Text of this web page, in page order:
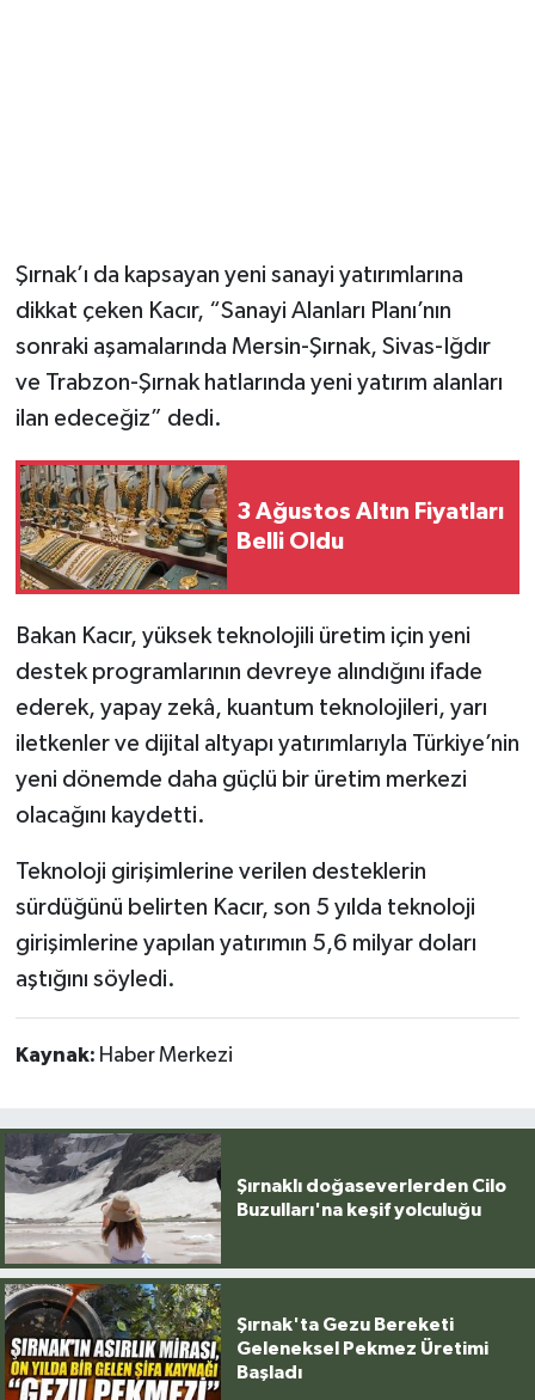
Şırnak’ı da kapsayan yeni sanayi yatırımlarına
dikkat çeken Kacır, “Sanayi Alanları Planı’nın
sonraki aşamalarında Mersin-Şırnak, Sivas-Iğdır
ve Trabzon-Şırnak hatlarında yeni yatırım alanları
ilan edeceğiz” dedi.
3 Ağustos Altın Fiyatları
Belli Oldu
Bakan Kacır, yüksek teknolojili üretim için yeni
destek programlarının devreye alındığını ifade
ederek, yapay zekâ, kuantum teknolojileri, yarı
iletkenler ve dijital altyapı yatırımlarıyla Türkiye’nin
yeni dönemde daha güçlü bir üretim merkezi
olacağını kaydetti.
Teknoloji girişimlerine verilen desteklerin
sürdüğünü belirten Kacır, son 5 yılda teknoloji
girişimlerine yapılan yatırımın 5,6 milyar doları
aştığını söyledi.
Kaynak: Haber Merkezi
Şırnaklı doğaseverlerden Cilo
Buzulları'na keşif yolculuğu
Şırnak'ta Gezu Bereketi
Geleneksel Pekmez Üretimi
Başladı